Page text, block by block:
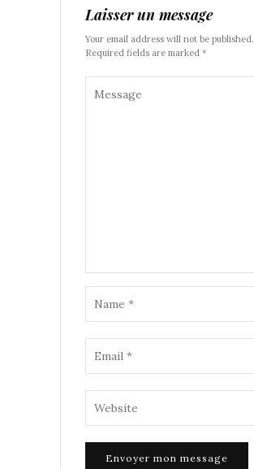
Laisser un message
Your email address will not be published.
Required fields are marked *